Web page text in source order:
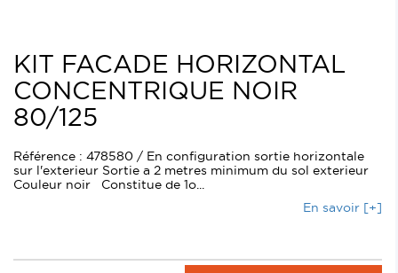
KIT FACADE HORIZONTAL
CONCENTRIQUE NOIR
80/125
Référence : 478580 / En configuration sortie horizontale
sur l'exterieur Sortie a 2 metres minimum du sol exterieur
Couleur noir Constitue de 1o...
En savoir [+]